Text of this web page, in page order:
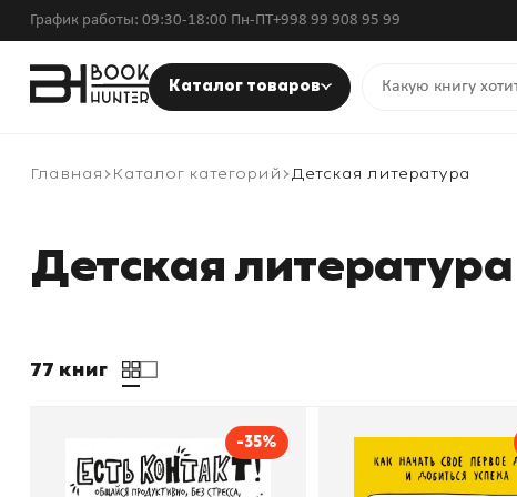
График работы: 09:30-18:00 Пн-ПТ+998 99 908 95 99
Каталог товаров
Главная Каталог категорий Детская литература
Детская литература
77 книг
-35%
Есть контакт! Общайся
Бизнес Teens. Как